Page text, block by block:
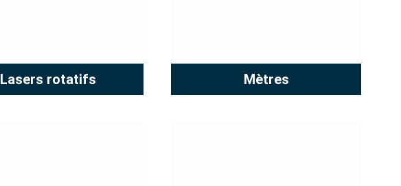
Lasers rotatifs Mètres